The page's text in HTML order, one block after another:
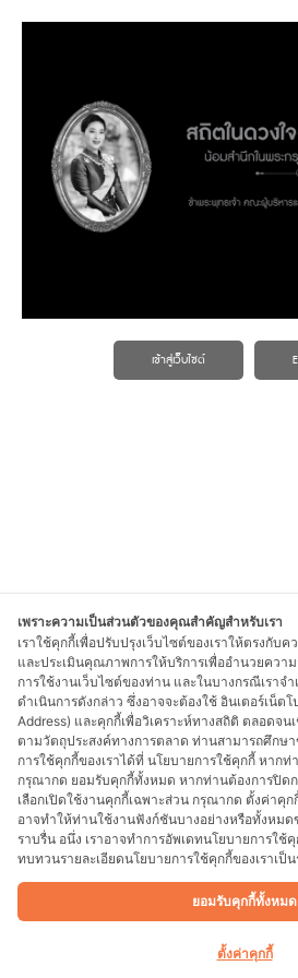
เข้าสู่เว็บไซต์
เพราะความเป็นส่วนตัวของคุณสำคัญสำหรับเรา
เราใช้คุกกี้เพื่อปรับปรุงเว็บไซต์ของเราให้ตรงกับ
และประเมินคุณภาพการให้บริการเพื่ออำนวยควา
การใช้งานเว็บไซต์ของท่าน และในบางกรณีเราจ
ดำเนินการดังกล่าว ซึ่งอาจจะต้องใช้ อินเตอร์เน็ต
Address) และคุกกี้เพื่อวิเคราะห์ทางสถิติ ตลอดจน
ตามวัตถุประสงค์ทางการตลาด ท่านสามารถศึกษ
การใช้คุกกี้ของเราได้ที่ นโยบายการใช้คุกกี้ หาก
กรุณากด ยอมรับคุกกี้ทั้งหมด หากท่านต้องการปิด
เลือกเปิดใช้งานคุกกี้เฉพาะส่วน กรุณากด ตั้งค่าคุ
อาจทำให้ท่านใช้งานฟังก์ชันบางอย่างหรือทั้งหมด
ราบรื่น อนึ่ง เราอาจทำการอัพเดทนโยบายการใ
ทบทวนรายละเอียดนโยบายการใช้คุกกี้ของเราเป็น
ยอมรับคุกกี้ทั้งหมด
ตั้งค่าคุกกี้